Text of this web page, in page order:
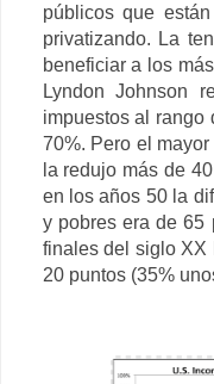
públicos que
privatizando. La
beneficiar a los
Lyndon Johnson
impuestos al rango
70%. Pero el
la redujo más de
en los años 50 la
y pobres era de 65
finales del siglo XX
20 puntos (35%